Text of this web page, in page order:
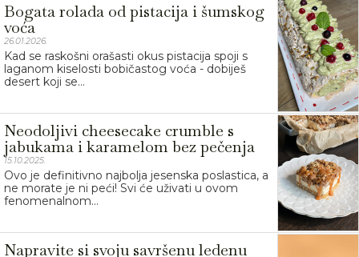
Bogata rolada od pistacija i šumskog
voća
26.01.2026.
Kad se raskošni orašasti okus pistacija spoji s
laganom kiselosti bobičastog voća - dobiješ
desert koji se...
Neodoljivi cheesecake crumble s
jabukama i karamelom bez pečenja
15.10.2025.
Ovo je definitivno najbolja jesenska poslastica, a
ne morate je ni peći! Svi će uživati u ovom
fenomenalnom...
Napravite si svoju savršenu ledenu